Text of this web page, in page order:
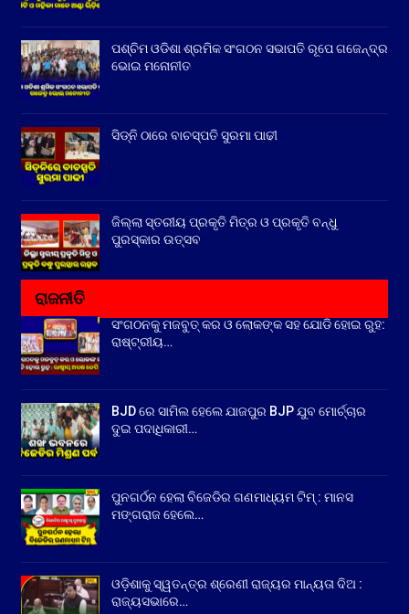
ପଶ୍ଚିମ ଓଡିଶା ଶ୍ରମିକ ସଂଗଠନ ସଭାପତି ରୂପେ ଗଜେନ୍ଦ୍ର
ଭୋଇ ମନୋନୀତ
ସିଡ୍‌ନି ଠାରେ ବାଚସ୍ପତି ସୁରମା ପାଢୀ
ଜିଲ୍ଲା ସ୍ତରୀୟ ପ୍ରକୃତି ମିତ୍ର ଓ ପ୍ରକୃତି ବନ୍ଧୁ
ପୁରସ୍କାର ଉତ୍ସବ
ରାଜନୀତି
ସଂଗଠନକୁ ମଜବୁତ୍ କର ଓ ଲୋକଙ୍କ ସହ ଯୋଡି ହୋଇ ରୁହ:
ରାଷ୍ଟ୍ରୀୟ…
BJD ରେ ସାମିଲ ହେଲେ ଯାଜପୁର BJP ଯୁବ ମୋର୍ଚ୍ଚାର
ଦୁଇ ପଦାଧିକାରୀ…
ପୁନଗର୍ଠନ ହେଲା ବିଜେଡିର ଗଣମାଧ୍ୟମ ଟିମ୍ : ମାନସ
ମଙ୍ଗରାଜ ହେଲେ…
ଓଡ଼ିଶାକୁ ସ୍ୱତନ୍ତ୍ର ଶ୍ରେଣୀ ରାଜ୍ୟର ମାନ୍ୟତା ଦିଅ :
ରାଜ୍ୟସଭାରେ…